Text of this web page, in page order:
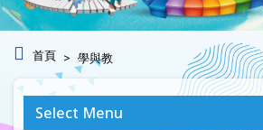
首頁 學與教
Select Menu